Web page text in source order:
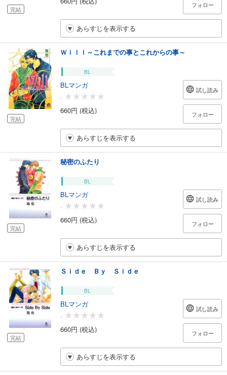
完結
フォロー
あらすじを表示する
完結
Ｗｉｌｌ～これまでの事とこれからの事～
BL
BLマンガ
-
660円 (税込)
試し読み
フォロー
あらすじを表示する
完結
秘密のふたり
BL
BLマンガ
-
660円 (税込)
試し読み
フォロー
あらすじを表示する
完結
Ｓｉｄｅ Ｂｙ Ｓｉｄｅ
BL
BLマンガ
-
660円 (税込)
試し読み
フォロー
あらすじを表示する